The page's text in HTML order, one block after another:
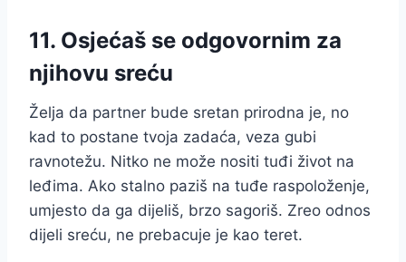
11. Osjećaš se odgovornim za
njihovu sreću
Želja da partner bude sretan prirodna je, no
kad to postane tvoja zadaća, veza gubi
ravnotežu. Nitko ne može nositi tuđi život na
leđima. Ako stalno paziš na tuđe raspoloženje,
umjesto da ga dijeliš, brzo sagoriš. Zreo odnos
dijeli sreću, ne prebacuje je kao teret.